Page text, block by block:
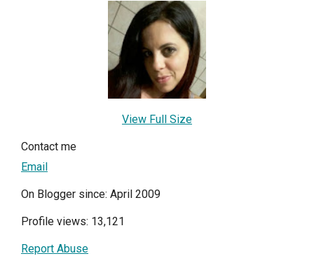
View Full Size
Contact me
Email
On Blogger since: April 2009
Profile views: 13,121
Report Abuse